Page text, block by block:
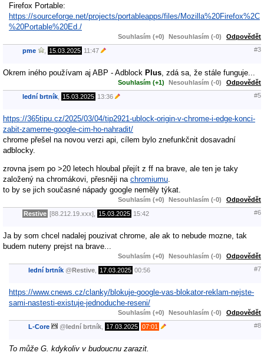
Firefox Portable:
https://sourceforge.net/projects/portableapps/files/Mozilla%20Firefox%2C
%20Portable%20Ed./
Souhlasím (+0) Nesouhlasím (-0) Odpovědět
pme 15.03.2025 11:47 #3
Okrem iného používam aj ABP - Adblock Plus , zdá sa, že stále funguje...
Souhlasím (+1) Nesouhlasím (-0) Odpovědět
lední brtník 15.03.2025 13:36 #5
https://365tipu.cz/2025/03/04/tip2921-ublock-origin-v-chrome-i-edge-konci-
zabit-zamerne-google-cim-ho-nahradit/
chrome přešel na novou verzi api, cílem bylo znefunkčnit dosavadní
adblocky.
zrovna jsem po >20 letech hloubal přejít z ff na brave, ale ten je taky
založený na chromákovi, přesněji na chromiumu
to by se jich současné nápady google neměly týkat.
Souhlasím (+0) Nesouhlasím (-0) Odpovědět
Restive [88.212.19.xxx], 15.03.2025 15:42 #6
Ja by som chcel nadalej pouzivat chrome, ale ak to nebude mozne, tak
budem nuteny prejst na brave...
Souhlasím (+0) Nesouhlasím (-0) Odpovědět
lední brtník @Restive 17.03.2025 00:56 #7
https://www.cnews.cz/clanky/blokuje-google-vas-blokator-reklam-nejste-
sami-nastesti-existuje-jednoduche-reseni/
Souhlasím (+0) Nesouhlasím (-0) Odpovědět
L-Core @lední brtník 17.03.2025 07:01 #8
To může G. kdykoliv v budoucnu zarazit.